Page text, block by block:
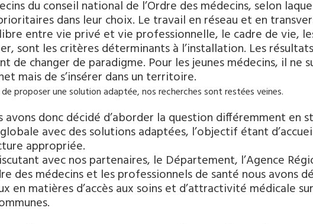
du conseil national de l’Ordre des médecins, selon
dans leur choix. Le travail en réseau et en
entre vie privé et vie professionnelle, le cadre de vie,
sont les critères déterminants à l’installation. Les
de changer de paradigme. Pour les jeunes médecins, il ne
mais de s’insérer dans un territoire.
proposer une solution adaptée, nos recherches sont restées veines.
avons donc décidé d’aborder la question différemment en
avec des solutions adaptées, l’objectif étant
appropriée.
avec nos partenaires, le Département, l’Agence
des médecins et les professionnels de santé nous avons
en matières d’accès aux soins et d’attractivité médicale